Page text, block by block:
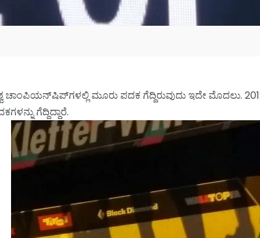
ಚಾಂಪಿಯನ್‌ಷಿಪ್‌ಗಳಲ್ಲಿ ಮೂರು ಪದಕ ಗೆದ್ದಿರುವುದು ಇದೇ ಮೊದಲು.
ಗೆದ್ದಿದ್ದಾರೆ.